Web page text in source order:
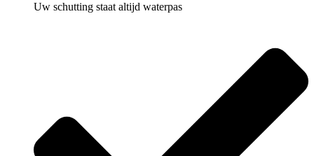
Uw schutting staat altijd waterpas